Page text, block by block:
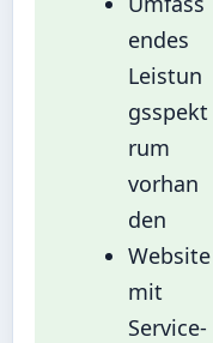
endes
Leistun
gsspekt
rum
vorhan
den
Website
mit
Service-